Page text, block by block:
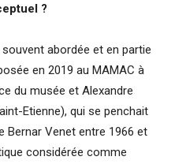
?
abordée et en partie
en 2019 au MAMAC à
du musée et Alexandre
Etienne), qui se penchait
Bernar Venet entre 1966 et
considérée comme